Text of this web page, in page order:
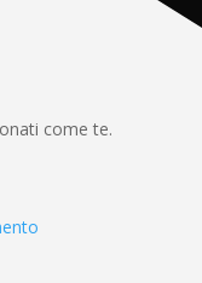
come te.